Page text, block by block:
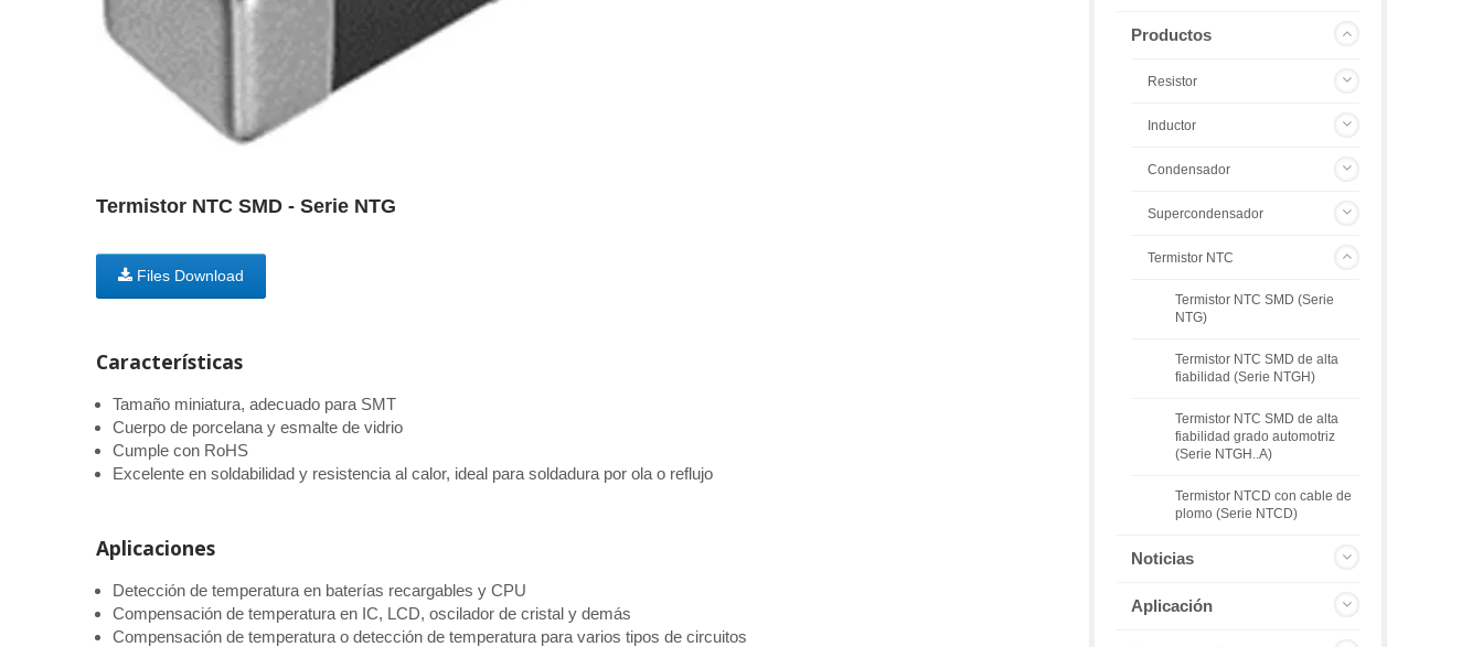
Termistor NTC SMD - Serie NTG
Files Download
Características
Tamaño miniatura, adecuado para SMT
Cuerpo de porcelana y esmalte de vidrio
Cumple con RoHS
Excelente en soldabilidad y resistencia al calor, ideal para soldadura por ola o reflujo
Aplicaciones
Detección de temperatura en baterías recargables y CPU
Compensación de temperatura en IC, LCD, oscilador de cristal y demás
Compensación de temperatura o detección de temperatura para varios tipos de circuitos
Productos
Resistor
Inductor
Condensador
Supercondensador
Termistor NTC
Termistor NTC SMD (Serie
NTG)
Termistor NTC SMD de alta
fiabilidad (Serie NTGH)
Termistor NTC SMD de alta
fiabilidad grado automotriz
(Serie NTGH..A)
Termistor NTCD con cable de
plomo (Serie NTCD)
Noticias
Aplicación